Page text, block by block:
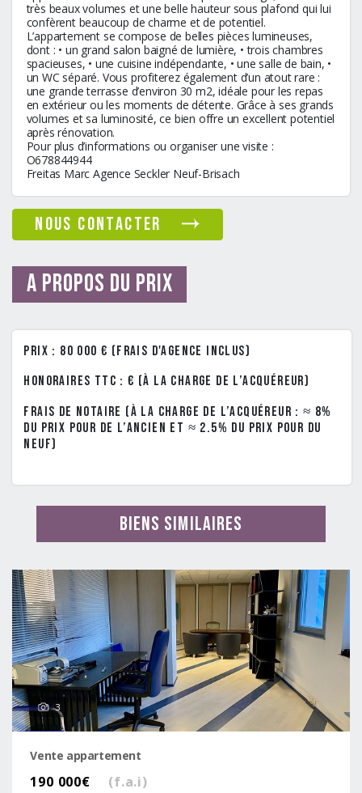
très beaux volumes et une belle hauteur sous plafond qui lui
confèrent beaucoup de charme et de potentiel.
L’appartement se compose de belles pièces lumineuses,
dont : • un grand salon baigné de lumière, • trois chambres
spacieuses, • une cuisine indépendante, • une salle de bain, •
un WC séparé. Vous profiterez également d’un atout rare :
une grande terrasse d’environ 30 m2, idéale pour les repas
en extérieur ou les moments de détente. Grâce à ses grands
volumes et sa luminosité, ce bien offre un excellent potentiel
après rénovation.
Pour plus d’informations ou organiser une visite :
O678844944
Freitas Marc Agence Seckler Neuf-Brisach
nous contacter
A propos du prix
Prix : 80 000 € (frais d'agence inclus)
Honoraires TTC : € (à la charge de l’acquéreur)
Frais de notaire (à la charge de l’acquéreur : ≈ 8%
du prix pour de l’ancien et ≈ 2.5% du prix pour du
neuf)
Biens similaires
3
Vente appartement
190 000€ (f.a.i)